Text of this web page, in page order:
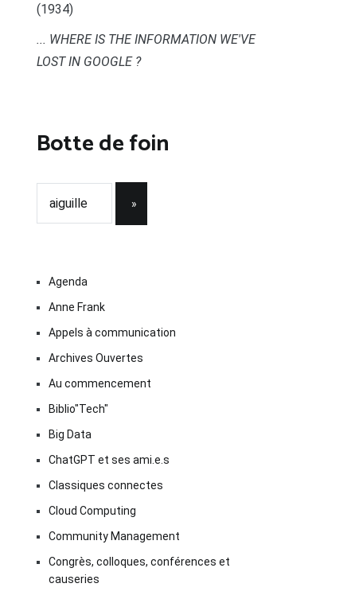
(1934)
... WHERE IS THE INFORMATION WE'VE
LOST IN GOOGLE ?
Botte de foin
Agenda
Anne Frank
Appels à communication
Archives Ouvertes
Au commencement
Biblio"Tech"
Big Data
ChatGPT et ses ami.e.s
Classiques connectes
Cloud Computing
Community Management
Congrès, colloques, conférences et
causeries